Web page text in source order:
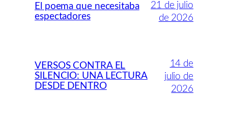
El poema que necesitaba
espectadores
21 de julio
de 2026
VERSOS CONTRA EL
SILENCIO: UNA LECTURA
DESDE DENTRO
14 de
julio de
2026